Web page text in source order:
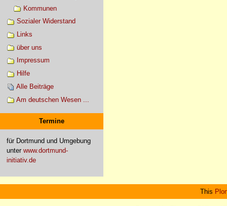
Kommunen
Sozialer Widerstand
Links
über uns
Impressum
Hilfe
Alle Beiträge
Am deutschen Wesen ...
Termine
für Dortmund und Umgebung
unter www.dortmund-
initiativ.de
This